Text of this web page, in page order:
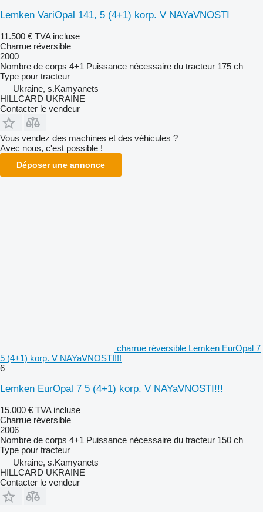
Lemken VariOpal 141, 5 (4+1) korp. V NAYaVNOSTI
11.500 € TVA incluse
Charrue réversible
2000
Nombre de corps 4+1 Puissance nécessaire du tracteur 175 ch
Type pour tracteur
Ukraine, s.Kamyanets
HILLCARD UKRAINE
Contacter le vendeur
Vous vendez des machines et des véhicules ?
Avec nous, c'est possible !
Déposer une annonce
charrue réversible Lemken EurOpal 7
5 (4+1) korp. V NAYaVNOSTI!!!
6
Lemken EurOpal 7 5 (4+1) korp. V NAYaVNOSTI!!!
15.000 € TVA incluse
Charrue réversible
2006
Nombre de corps 4+1 Puissance nécessaire du tracteur 150 ch
Type pour tracteur
Ukraine, s.Kamyanets
HILLCARD UKRAINE
Contacter le vendeur